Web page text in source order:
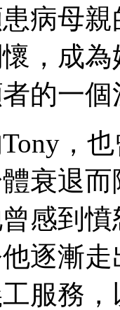
病母
，成
的一
，
衰退
感到
逐漸
服務